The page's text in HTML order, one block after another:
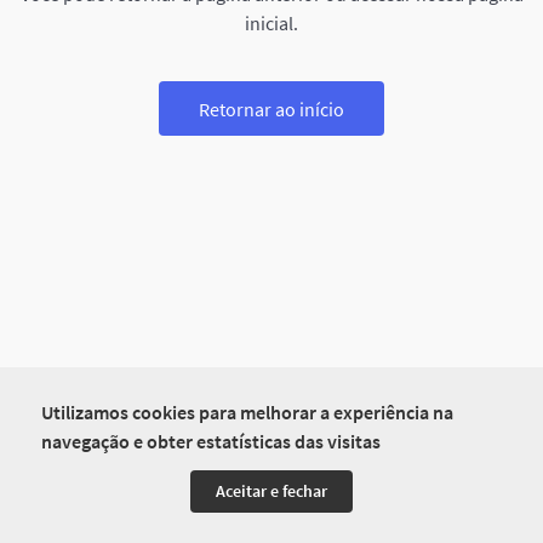
Utilizamos cookies para melhorar a experiência na
navegação e obter estatísticas das visitas
Aceitar e fechar
inicial.
Retornar ao início